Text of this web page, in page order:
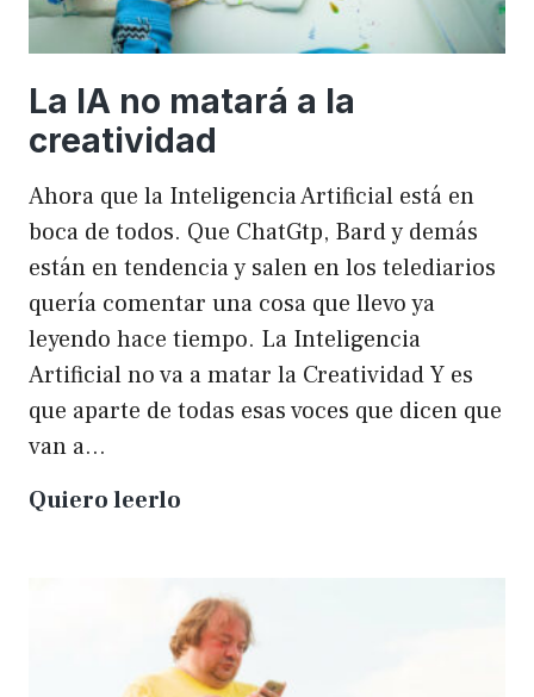
y
el
SEO
La IA no matará a la
creatividad
Ahora que la Inteligencia Artificial está en
boca de todos. Que ChatGtp, Bard y demás
están en tendencia y salen en los telediarios
quería comentar una cosa que llevo ya
leyendo hace tiempo. La Inteligencia
Artificial no va a matar la Creatividad Y es
que aparte de todas esas voces que dicen que
van a…
Quiero leerlo
matará
a
la